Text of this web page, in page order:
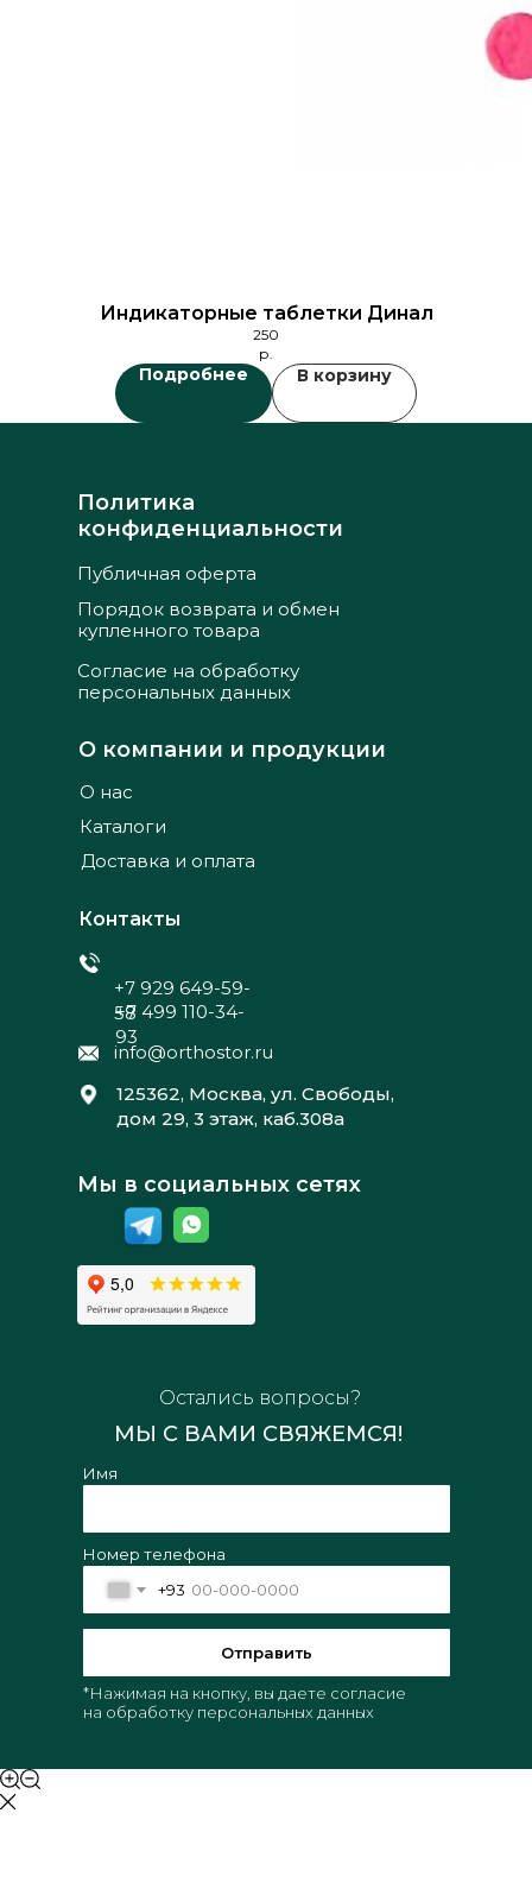
Индикаторные таблетки Динал
250
р.
Подробнее В корзину
Остались вопросы?
125362, Москва, ул. Свободы,
дом 29, 3 этаж, каб.308а
МЫ С ВАМИ СВЯЖЕМСЯ!
+7 929 649-59-
58
info@orthostor.ru
О нас
Согласие на обработку
персональных данных
Публичная оферта
Каталоги
Порядок возврата и обмен
купленного товара
Имя
Номер телефона
+93
Отправить
*Нажимая на кнопку, вы даете согласие
на обработку персональных данных
Доставка и оплата
Политика
конфиденциальности
О компании и продукции
Контакты
Мы в социальных сетях
+7 499 110-34-
93